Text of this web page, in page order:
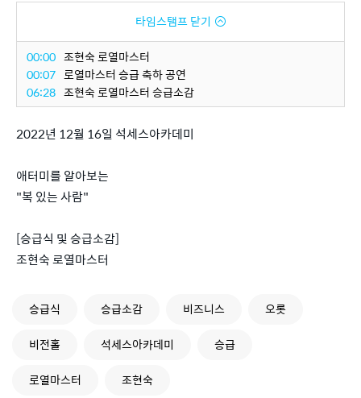
타임스탬프 닫기
00:00 조현숙 로열마스터
00:07 로열마스터 승급 축하 공연
06:28 조현숙 로열마스터 승급소감
2022년 12월 16일 석세스아카데미
애터미를 알아보는
"복 있는 사람"
[승급식 및 승급소감]
조현숙 로열마스터
승급식 승급소감 비즈니스
오롯
비전홀
석세스아카데미
승급
로열마스터
조현숙